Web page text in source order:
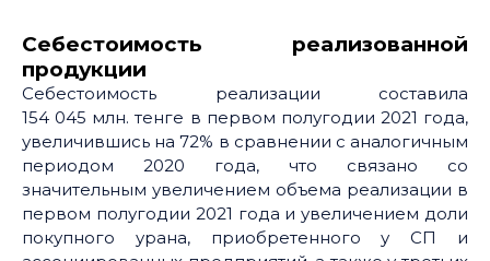
Себестоимость реализованной
продукции
Себестоимость реализации составила
154 045 млн. тенге в первом полугодии 2021 года,
увеличившись на 72% в сравнении с аналогичным
периодом 2020 года, что связано со
значительным увеличением объема реализации в
первом полугодии 2021 года и увеличением доли
покупного урана, приобретенного у СП и